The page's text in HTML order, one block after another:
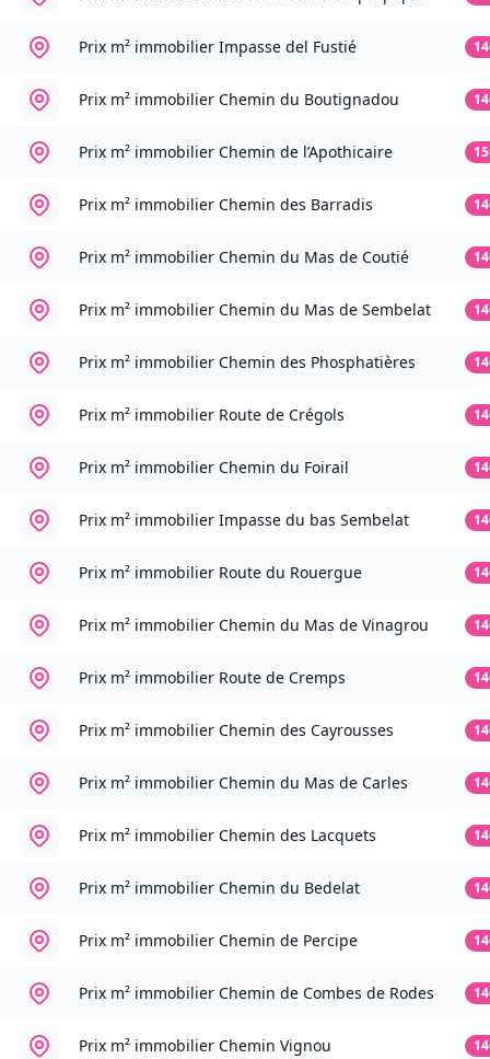
Prix m² immobilier Impasse del Fustié
Prix m² immobilier Chemin du Boutignadou
Prix m² immobilier Chemin de l’Apothicaire
Prix m² immobilier Chemin des Barradis
Prix m² immobilier Chemin du Mas de Coutié
Prix m² immobilier Chemin du Mas de Sembelat
Prix m² immobilier Chemin des Phosphatières
Prix m² immobilier Route de Crégols
Prix m² immobilier Chemin du Foirail
Prix m² immobilier Impasse du bas Sembelat
Prix m² immobilier Route du Rouergue
Prix m² immobilier Chemin du Mas de Vinagrou
Prix m² immobilier Route de Cremps
Prix m² immobilier Chemin des Cayrousses
Prix m² immobilier Chemin du Mas de Carles
Prix m² immobilier Chemin des Lacquets
Prix m² immobilier Chemin du Bedelat
Prix m² immobilier Chemin de Percipe
Prix m² immobilier Chemin de Combes de Rodes
Prix m² immobilier Chemin Vignou